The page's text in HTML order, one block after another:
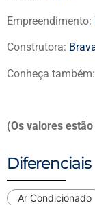
Empreendimento:
Construtora:
Conheça também:
(Os valores
Diferenciais
Ar Condicionado